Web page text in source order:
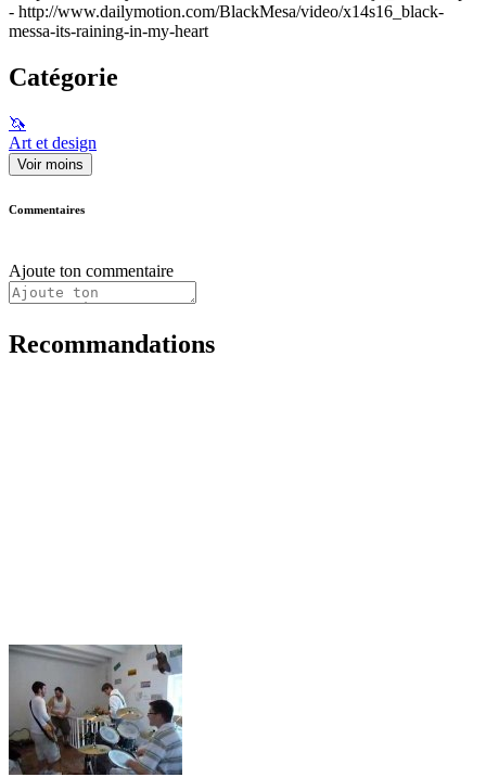
- http://www.dailymotion.com/BlackMesa/video/x14s16_black-
messa-its-raining-in-my-heart
Catégorie
🦄
Art et design
Voir moins
Commentaires
Ajoute ton commentaire
Recommandations